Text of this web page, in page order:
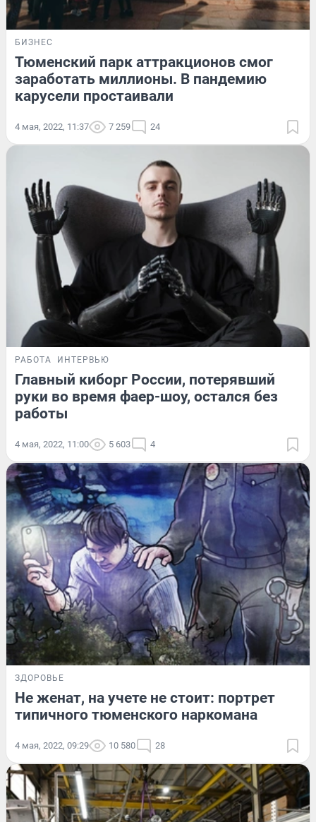
БИЗНЕС
Тюменский парк аттракционов смог
заработать миллионы. В пандемию
карусели простаивали
4 мая, 2022, 11:37 7 259 24
РАБОТА ИНТЕРВЬЮ
Главный киборг России, потерявший
руки во время фаер-шоу, остался без
работы
4 мая, 2022, 11:00 5 603 4
ЗДОРОВЬЕ
Не женат, на учете не стоит: портрет
типичного тюменского наркомана
4 мая, 2022, 09:29 10 580 28